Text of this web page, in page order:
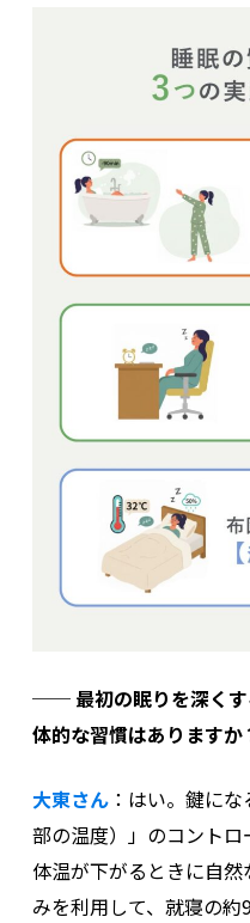
── 最初の眠りを深く
体的な習慣はありますか
大東さん： はい。鍵に
部の温度）」のコント
体温が下がるときに自然
みを利用して、就寝の